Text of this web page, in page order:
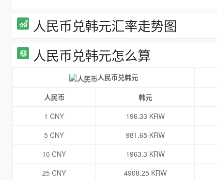
人民币兑韩元汇率走势图
人民币兑韩元怎么算
人民币兑韩元
人民币
韩元
1 CNY
196.33 KRW
5 CNY
981.65 KRW
10 CNY
1963.3 KRW
25 CNY
4908.25 KRW